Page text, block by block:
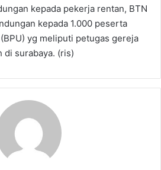
kepada pekerja rentan, BTN
kepada 1.000 peserta
yg meliputi petugas gereja
di surabaya. (ris)